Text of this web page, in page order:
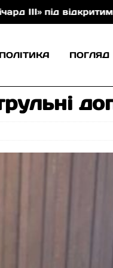
під відкритим
ПОЛІТИКА ПОГЛЯД